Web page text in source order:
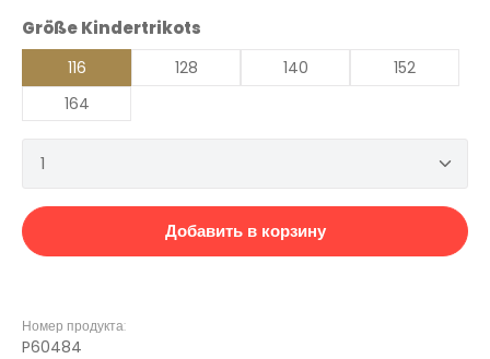
Выберите
Größe Kindertrikots
116 128 140
152
164
Количество продукта: введите желаемое
Добавить в корзину
Номер продукта:
P60484